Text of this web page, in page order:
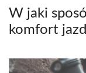
W jaki
komfort